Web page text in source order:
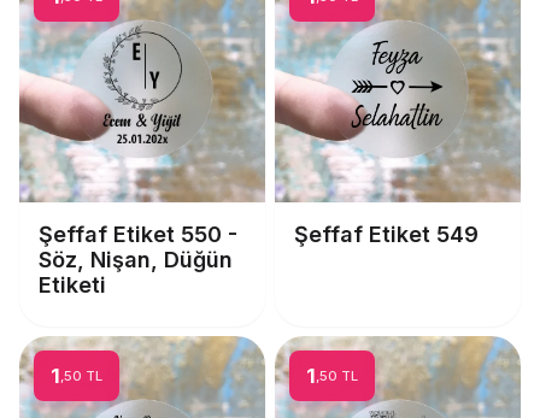
Şeffaf Etiket 550 -
Söz, Nişan, Düğün
Etiketi
Şeffaf Etiket 549
1 ,50 TL 1 ,50 TL